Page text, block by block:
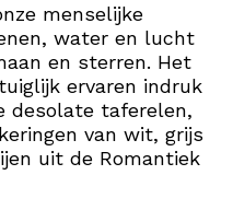
menselijke
water en lucht
en sterren. Het
ervaren indruk
desolate taferelen,
van wit, grijs
uit de Romantiek